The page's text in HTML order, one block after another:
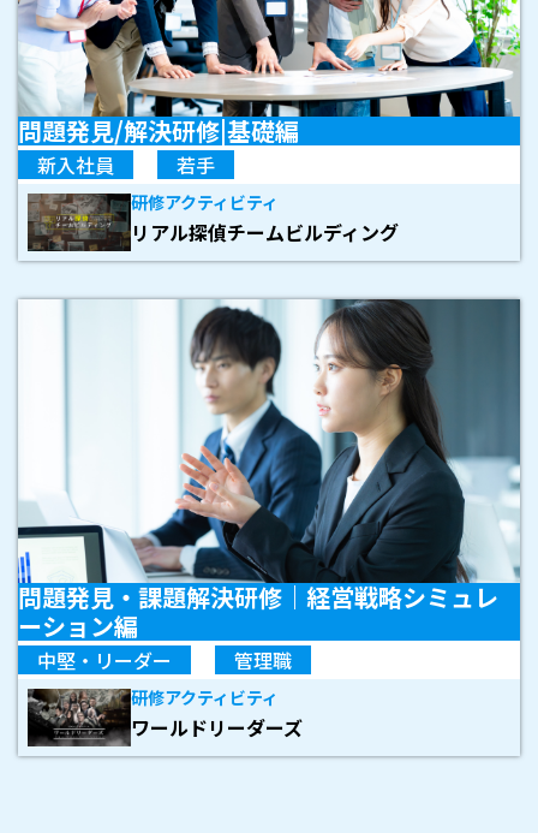
問題発見/解決研修|基礎編
新入社員 若手
研修アクティビティ
リアル探偵チームビルディング
問題発見・課題解決研修｜ 経営戦略シミュレ
ーション編
中堅・リーダー 管理職
研修アクティビティ
ワールドリーダーズ